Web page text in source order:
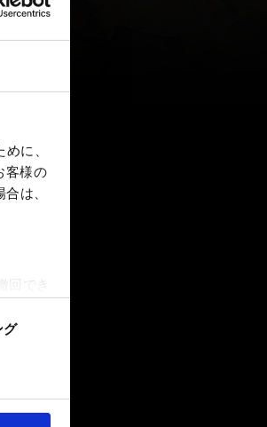
に、
客様の
は、
でき
トの
メデ
グ